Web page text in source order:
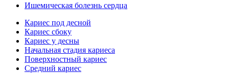
Ишемическая болезнь сердца
Кариес под десной
Кариес сбоку
Кариес у десны
Начальная стадия кариеса
Поверхностный кариес
Средний кариес